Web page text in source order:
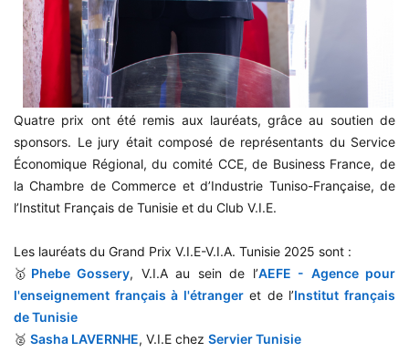
Quatre prix ont été remis aux lauréats, grâce au soutien de
sponsors. Le jury était composé de représentants du Service
Économique Régional, du comité CCE, de Business France, de
la Chambre de Commerce et d’Industrie Tuniso-Française, de
l’Institut Français de Tunisie et du Club V.I.E.
Les lauréats du Grand Prix V.I.E-V.I.A. Tunisie 2025 sont :
🥇 Phebe Gossery, V.I.A au sein de l’AEFE - Agence pour
l'enseignement français à l'étranger et de l’Institut français
de Tunisie
🥈 Sasha LAVERNHE, V.I.E chez Servier Tunisie